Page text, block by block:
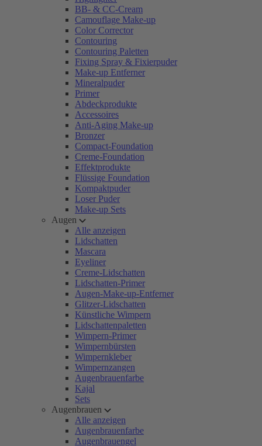
BB- & CC-Cream
Camouflage Make-up
Color Corrector
Contouring
Contouring Paletten
Fixing Spray & Fixierpuder
Make-up Entferner
Mineralpuder
Primer
Abdeckprodukte
Accessoires
Anti-Aging Make-up
Bronzer
Compact-Foundation
Creme-Foundation
Effektprodukte
Flüssige Foundation
Kompaktpuder
Loser Puder
Make-up Sets
Augen
Alle anzeigen
Lidschatten
Mascara
Eyeliner
Creme-Lidschatten
Lidschatten-Primer
Augen-Make-up-Entferner
Glitzer-Lidschatten
Künstliche Wimpern
Lidschattenpaletten
Wimpern-Primer
Wimpernbürsten
Wimpernkleber
Wimpernzangen
Augenbrauenfarbe
Kajal
Sets
Augenbrauen
Alle anzeigen
Augenbrauenfarbe
Augenbrauengel